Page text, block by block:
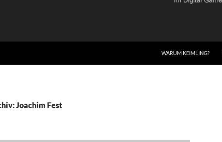
WARUM KEIMLING?
Joachim Fest